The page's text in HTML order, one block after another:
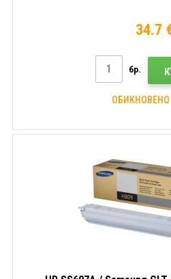
34.7
бр.
ОБИКНОВЕНО